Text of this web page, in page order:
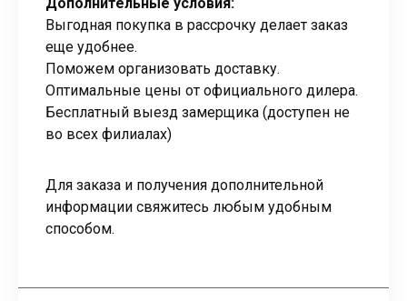
Выгодная покупка в рассрочку делает заказ
еще удобнее.
Поможем организовать доставку.
Оптимальные цены от официального дилера.
Бесплатный выезд замерщика (доступен не
во всех филиалах)
Для заказа и получения дополнительной
информации свяжитесь любым удобным
способом.